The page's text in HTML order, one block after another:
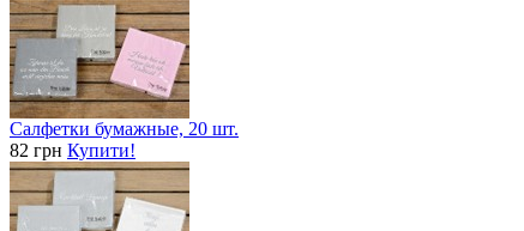
Салфетки бумажные, 20 шт.
82 грн Купити!